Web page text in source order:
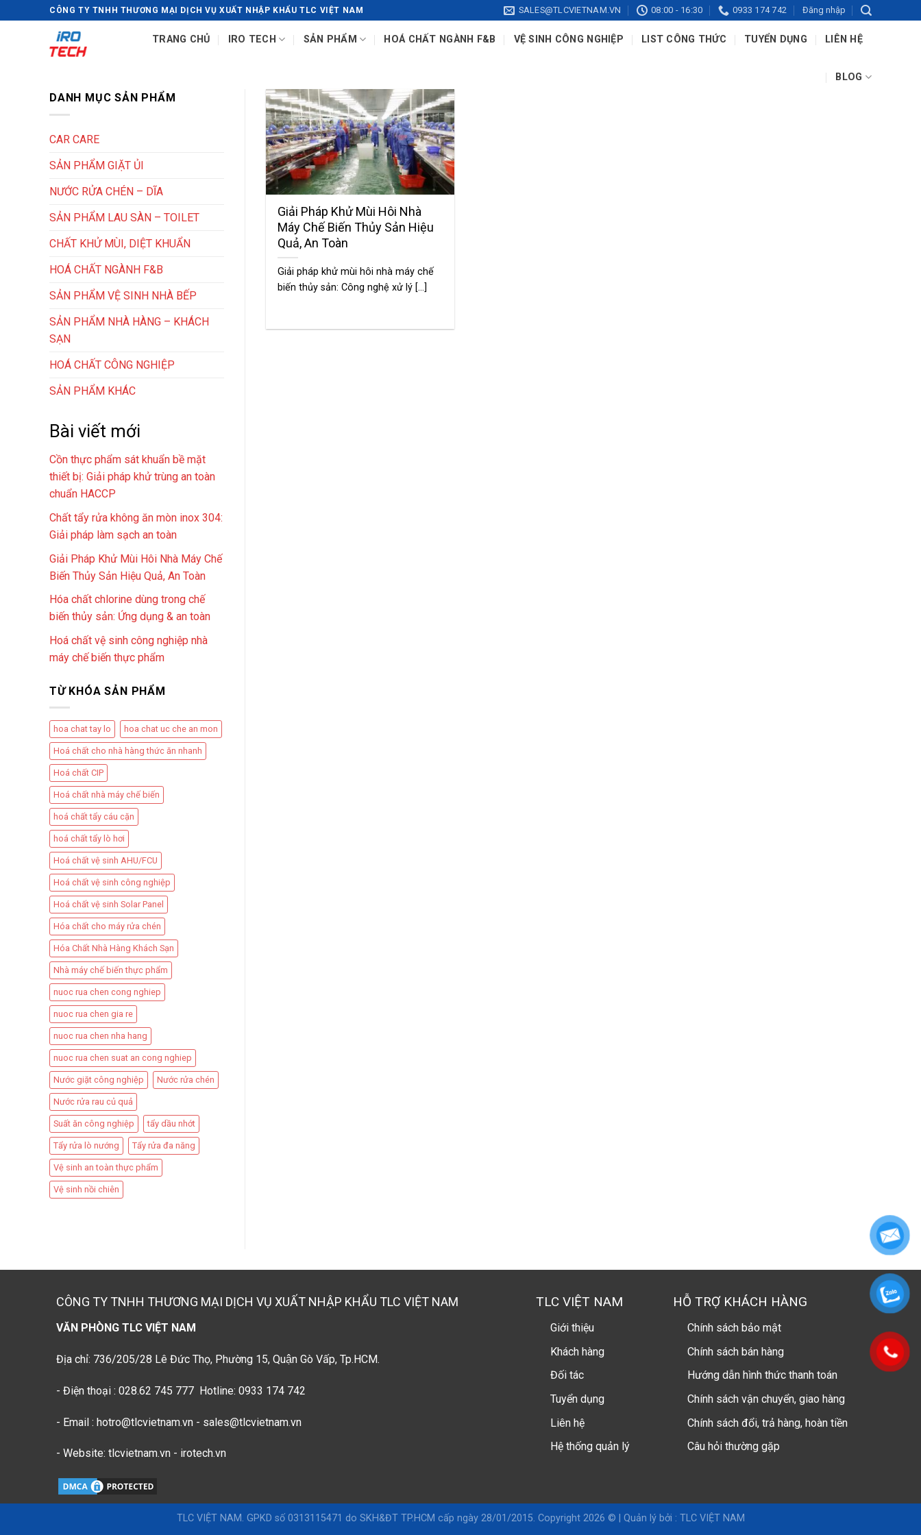
đến
CÔNG TY TNHH THƯƠNG MẠI DỊCH VỤ XUẤT NHẬP KHẨU TLC VIỆT NAM SALES@TLCVIETNAM.VN 08:00 - 16:30 0933 174 742 Đăng nhập
TRANG CHỦ IRO TECH SẢN PHẨM HOÁ CHẤT NGÀNH F&B VỆ SINH CÔNG NGHIỆP LIST CÔNG THỨC TUYỂN DỤNG LIÊN HỆ
BLOG
DANH MỤC SẢN PHẨM
CAR CARE
SẢN PHẨM GIẶT ỦI
NƯỚC RỬA CHÉN – DĨA
SẢN PHẨM LAU SÀN – TOILET
CHẤT KHỬ MÙI, DIỆT KHUẨN
HOÁ CHẤT NGÀNH F&B
SẢN PHẨM VỆ SINH NHÀ BẾP
SẢN PHẨM NHÀ HÀNG – KHÁCH
SẠN
HOÁ CHẤT CÔNG NGHIỆP
SẢN PHẨM KHÁC
Bài viết mới
Cồn thực phẩm sát khuẩn bề mặt
thiết bị: Giải pháp khử trùng an toàn
chuẩn HACCP
Chất tẩy rửa không ăn mòn inox 304:
Giải pháp làm sạch an toàn
Giải Pháp Khử Mùi Hôi Nhà Máy Chế
Biến Thủy Sản Hiệu Quả, An Toàn
Hóa chất chlorine dùng trong chế
biến thủy sản: Ứng dụng & an toàn
Hoá chất vệ sinh công nghiệp nhà
máy chế biến thực phẩm
TỪ KHÓA SẢN PHẨM
hoa chat tay lo hoa chat uc che an mon
Hoá chất cho nhà hàng thức ăn nhanh
Hoá chất CIP
Hoá chất nhà máy chế biến
hoá chất tẩy cáu cặn
hoá chất tẩy lò hơi
Hoá chất vệ sinh AHU/FCU
Hoá chất vệ sinh công nghiệp
Hoá chất vệ sinh Solar Panel
Hóa chất cho máy rửa chén
Hóa Chất Nhà Hàng Khách Sạn
Nhà máy chế biến thực phẩm
nuoc rua chen cong nghiep
nuoc rua chen gia re
nuoc rua chen nha hang
nuoc rua chen suat an cong nghiep
Nước giặt công nghiệp Nước rửa chén
Nước rửa rau củ quả
Suất ăn công nghiệp tẩy dầu nhớt
Tẩy rửa lò nướng Tẩy rửa đa năng
Vệ sinh an toàn thực phẩm
Vệ sinh nồi chiên
Giải Pháp Khử Mùi Hôi Nhà
Máy Chế Biến Thủy Sản Hiệu
Quả, An Toàn
Giải pháp khử mùi hôi nhà máy chế
biến thủy sản: Công nghệ xử lý [...]
CÔNG TY TNHH THƯƠNG MẠI DỊCH VỤ XUẤT NHẬP KHẨU TLC VIỆT NAM
VĂN PHÒNG TLC VIỆT NAM
Địa chỉ: 736/205/28 Lê Đức Thọ, Phường 15, Quận Gò Vấp, Tp.HCM.
- Điện thoại : 028.62 745 777 Hotline: 0933 174 742
- Email : hotro@tlcvietnam.vn - sales@tlcvietnam.vn
- Website: tlcvietnam.vn - irotech.vn
TLC VIỆT NAM
Giới thiệu
Khách hàng
Đối tác
Tuyển dụng
Liên hệ
Hệ thống quản lý
HỖ TRỢ KHÁCH HÀNG
Chính sách bảo mật
Chính sách bán hàng
Hướng dẫn hình thức thanh toán
Chính sách vận chuyển, giao hàng
Chính sách đổi, trả hàng, hoàn tiền
Câu hỏi thường gặp
TLC VIỆT NAM. GPKD số 0313115471 do SKH&ĐT TP.HCM cấp ngày 28/01/2015. Copyright 2026 © | Quản lý bởi : TLC VIỆT NAM